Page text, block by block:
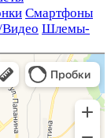
Смартфоны
Шлемы-